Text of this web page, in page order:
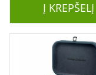
Į KREPŠELĮ